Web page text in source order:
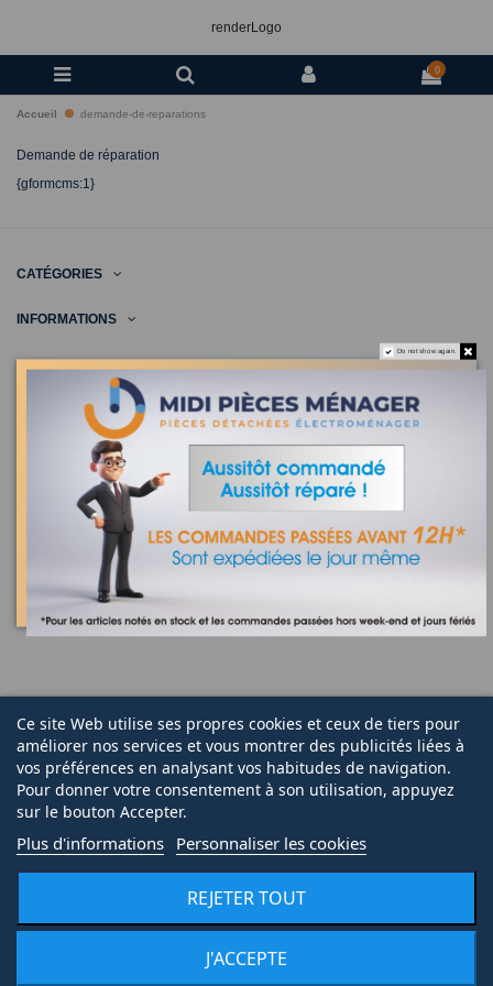
renderLogo
0
Accueil demande-de-reparations
Demande de réparation
{gformcms:1}
CATÉGORIES
INFORMATIONS
NOUS CONTACTER
Ce site Web utilise ses propres cookies et ceux de tiers pour
améliorer nos services et vous montrer des publicités liées à
vos préférences en analysant vos habitudes de navigation.
Pour donner votre consentement à son utilisation, appuyez
sur le bouton Accepter.
Plus d'informations Personnaliser les cookies
REJETER TOUT
J'ACCEPTE
© 2020 | Midi Pièce Ménager | Mentions légales Création de boutique en ligneKeole.net, agence web
Do not show again.